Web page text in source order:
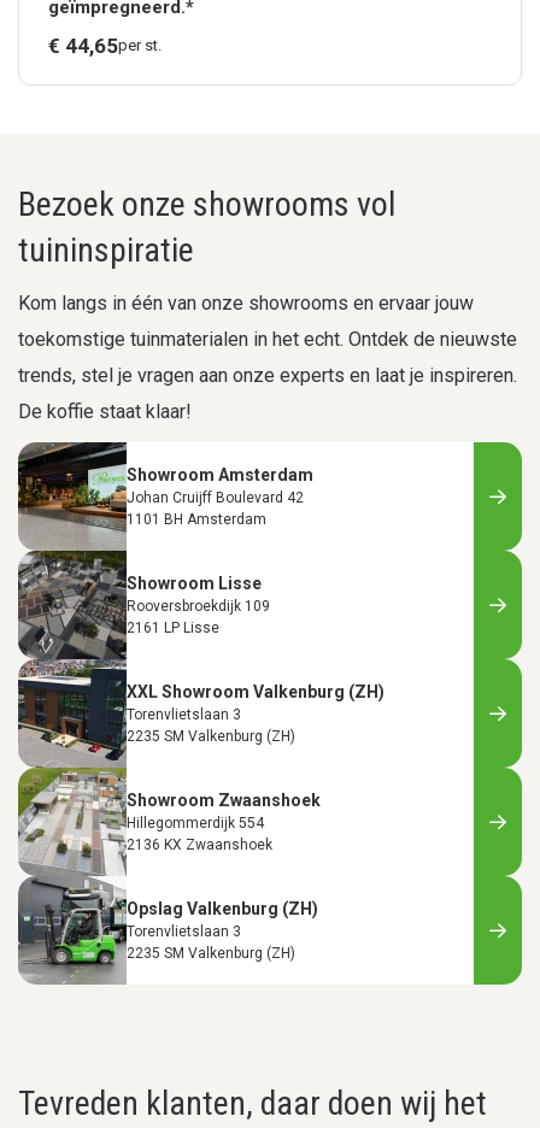
geïmpregneerd.*
€ 44,65per st.
Bezoek onze showrooms vol
tuininspiratie
Kom langs in één van onze showrooms en ervaar jouw
toekomstige tuinmaterialen in het echt. Ontdek de nieuwste
trends, stel je vragen aan onze experts en laat je inspireren.
De koffie staat klaar!
Showroom Amsterdam
Johan Cruijff Boulevard 42
1101 BH Amsterdam
Showroom Lisse
Rooversbroekdijk 109
2161 LP Lisse
XXL Showroom Valkenburg (ZH)
Torenvlietslaan 3
2235 SM Valkenburg (ZH)
Showroom Zwaanshoek
Hillegommerdijk 554
2136 KX Zwaanshoek
Opslag Valkenburg (ZH)
Torenvlietslaan 3
2235 SM Valkenburg (ZH)
Tevreden klanten, daar doen wij het